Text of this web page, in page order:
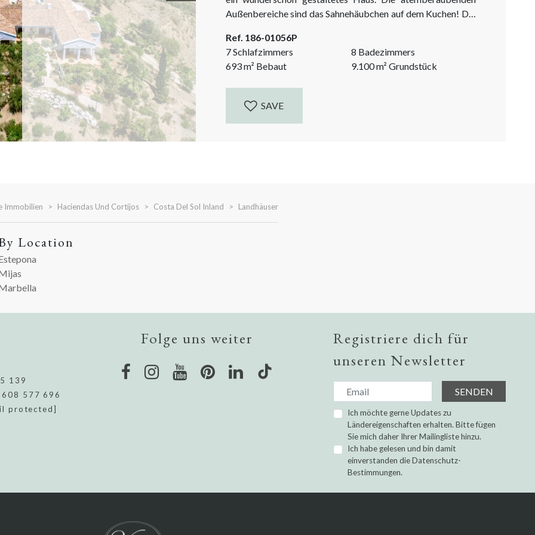
Außenbereiche sind das Sahnehäubchen auf dem Kuchen! Die
jeder Ecke aus spektakuläre Aussichten. Dieser Cortijo eignet
sich sowohl für einen privaten Urlaubshaus als auch für die...
Ref. 186-01056P
7 Schlafzimmers
8 Badezimmers
693m² Bebaut 9.100m² Grundstück
SAVE
Immobilien Haciendas Und Cortijos Costa Del Sol Inland Landhäuser
Location
139
608 577 696
protected]
Folge uns weiter
Registriere dich für
unseren Newsletter
SENDEN
Ich möchte gerne Updates zu
Ländereigenschaften erhalten. Bitte fügen
Sie mich daher Ihrer Mailingliste hinzu.
Ich habe gelesen und bin damit
einverstanden dieDatenschutz-
Bestimmungen.